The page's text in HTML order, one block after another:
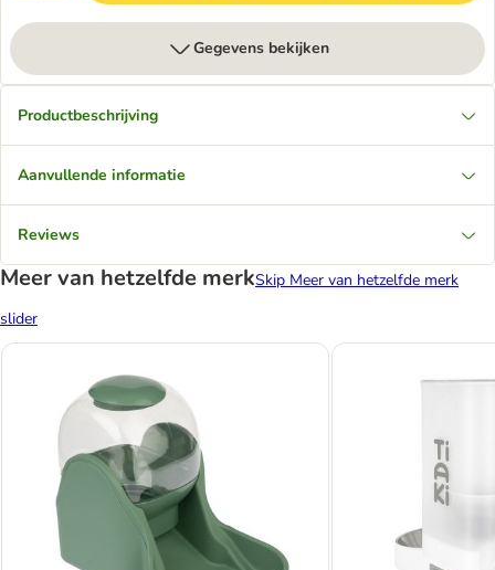
Gegevens bekijken
Productbeschrijving
Aanvullende informatie
Reviews
Meer van hetzelfde merkSkip Meer van hetzelfde merk
slider